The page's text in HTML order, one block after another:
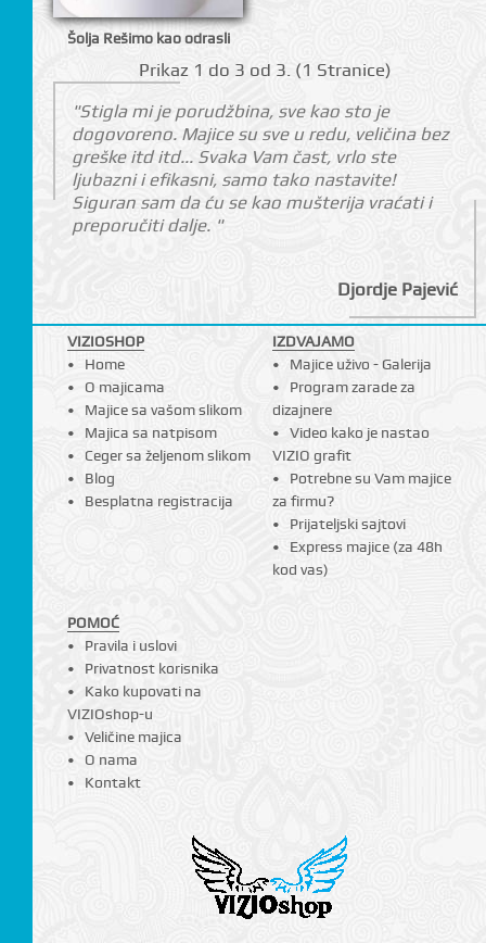
Šolja Rešimo kao odrasli
Prikаz 1 do 3 оd 3. (1 Strаnicе)
"Stigla mi je porudžbina, sve kao sto je
dogovoreno. Majice su sve u redu, veličina bez
greške itd itd... Svaka Vam čast, vrlo ste
ljubazni i efikasni, samo tako nastavite!
Siguran sam da ću se kao mušterija vraćati i
preporučiti dalje. "
Djordje Pajević
VIZIOSHOP
Home
O majicama
Majice sa vašom slikom
Majica sa natpisom
Ceger sa željenom slikom
Blog
Besplatna registracija
IZDVAJAMO
Majice uživo - Galerija
Program zarade za
dizajnere
Video kako je nastao
VIZIO grafit
Potrebne su Vam majice
za firmu?
Prijateljski sajtovi
Express majice (za 48h
kod vas)
POMOĆ
Pravila i uslovi
Privatnost korisnika
Kako kupovati na
VIZIOshop-u
Veličine majica
O nama
Kontakt